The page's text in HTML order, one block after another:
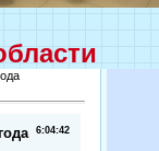
6:04:42